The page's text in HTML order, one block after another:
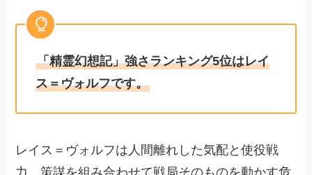
「精霊幻想記」強さランキング5位はレイ
ス＝ヴォルフです。
レイス＝ヴォルフは人間離れした気配と使役戦